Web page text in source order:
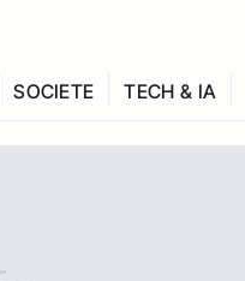
SOCIETE TECH & IA